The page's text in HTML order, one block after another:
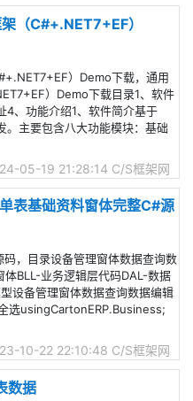
（C#+.NET7+EF）
）Demo下载，通用
）Demo下载目录1、软件
、功能介绍1、软件简介基于
主要包含八大功能模块：基础
05-19 21:28:14 C/S框架网
表基础资料窗体完整C#源
，目录设备管理窗体数据查询数
BLL-业务逻辑层代码DAL-数据
设备管理窗体数据查询数据编辑
选usingCartonERP.Business;
10-22 22:10:48 C/S框架网
数据